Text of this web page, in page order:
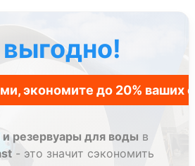
и резервуары для воды в
- это значит сэкономить